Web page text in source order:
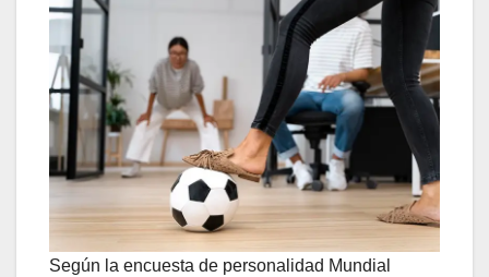
Según la encuesta de personalidad Mundial